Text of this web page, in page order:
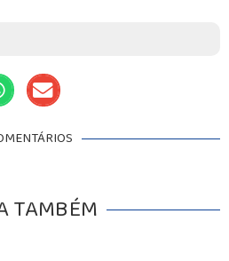
TAMBÉM